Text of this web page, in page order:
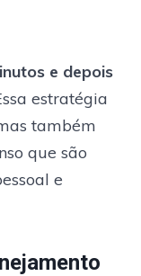
e depois
estratégia
também
que são
e